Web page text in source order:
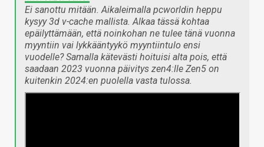
Ei sanottu mitään. Aikaleimalla pcworldin heppu
kysyy 3d v-cache mallista. Alkaa tässä kohtaa
epäilyttämään, että noinkohan ne tulee tänä vuonna
myyntiin vai lykkääntyykö myyntiintulo ensi
vuodelle? Samalla kätevästi hoituisi alta pois, että
saadaan 2023 vuonna päivitys zen4:lle Zen5 on
kuitenkin 2024:en puolella vasta tulossa.